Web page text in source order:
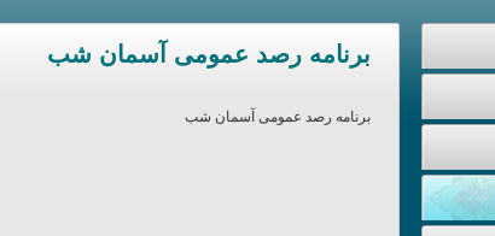
برنامه رصد عمومی آسمان شب
برنامه رصد عمومی آسمان شب